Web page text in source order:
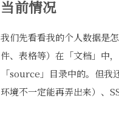
当前情况
我们先看看我的个人数据是
件、表格等）在「文档」中
「source」目录中的。但
环境不一定能再弄出来）、